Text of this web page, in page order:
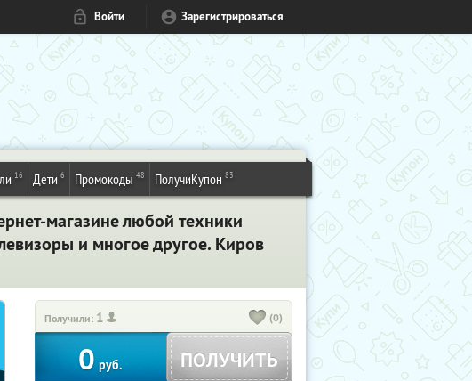
Войти Зарегистрироваться
16 Дети 6 Промокоды 48 ПолучиКупон 83
магазине любой техники
и многое другое. Киров
Получили: 1 (0)
0 руб. ПОЛУЧИТЬ